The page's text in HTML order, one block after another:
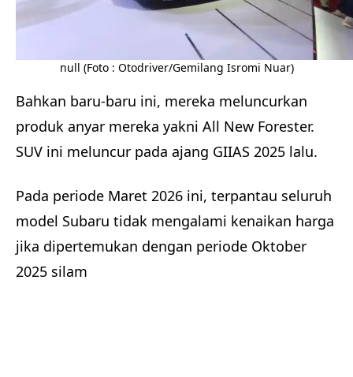
null (Foto : Otodriver/Gemilang Isromi Nuar)
Bahkan baru-baru ini, mereka meluncurkan
produk anyar mereka yakni All New Forester.
SUV ini meluncur pada ajang GIIAS 2025 lalu.
Pada periode Maret 2026 ini, terpantau seluruh
model Subaru tidak mengalami kenaikan harga
jika dipertemukan dengan periode Oktober
2025 silam